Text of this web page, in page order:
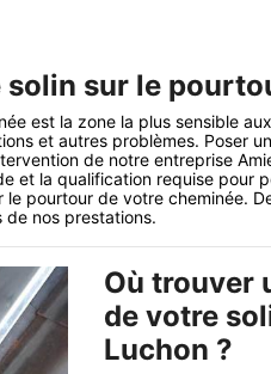
solin sur le
est la zone la plus sensible
et autres problèmes. Poser
de notre entreprise
et la qualification requise pour
le pourtour de votre cheminée.
de nos prestations.
Où trouver
de votre
Luchon ?